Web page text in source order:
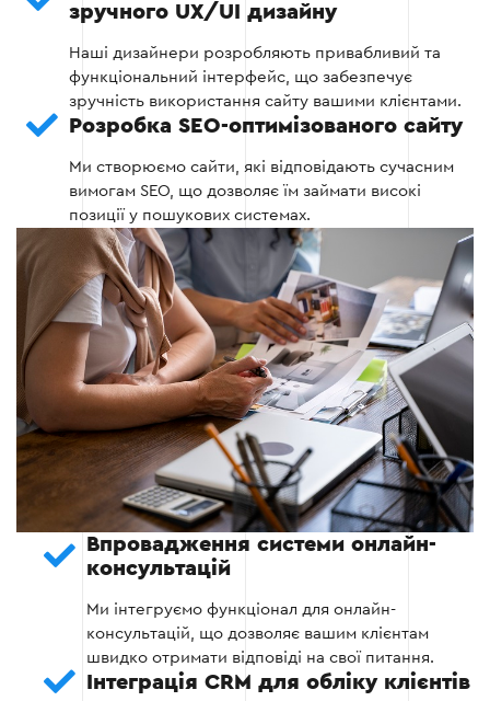
Етап 2
Етап 3 — Дизайн та розробка
Створення унікального дизайну відповідно
до бренду
Адаптація сайту під мобільні пристрої
Розробка інтуїтивно зрозумілого
інтерфейсу
Реалізація інтерактивних елементів
Етап 3
Етап 4 — Наповнення контентом
зручного UX/UI дизайну
Наші дизайнери розробляють привабливий та
функціональний інтерфейс, що забезпечує
зручність використання сайту вашими клієнтами.
Розробка SEO-оптимізованого сайту
Ми створюємо сайти, які відповідають сучасним
вимогам SEO, що дозволяє їм займати високі
позиції у пошукових системах.
Впровадження системи онлайн-
консультацій
Ми інтегруємо функціонал для онлайн-
консультацій, що дозволяє вашим клієнтам
швидко отримати відповіді на свої питання.
Інтеграція CRM для обліку клієнтів